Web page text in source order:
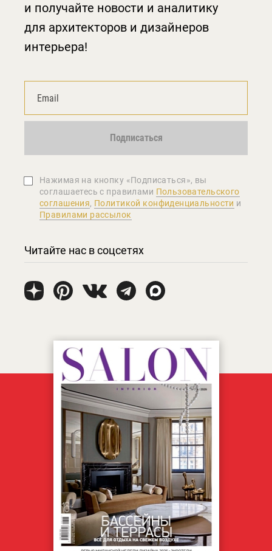
и получайте новости и аналитику
для архитекторов и дизайнеров
интерьера!
Подписаться
Нажимая на кнопку «Подписаться», вы
соглашаетеcь с правилами Пользовательского
соглашения, Политикой конфиденциальности и
Правилами рассылок
Читайте нас в соцсетях